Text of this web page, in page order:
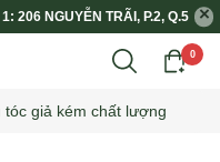
206 NGUYỄN TRÃI, P.2, Q.5
0
tóc giả kém chất lượng